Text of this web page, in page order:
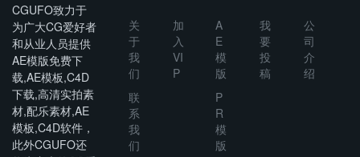
CGUFO致力于
为广大CG爱好者
和从业人员提供
AE模版免费下
载,AE模板,C4D
下载,高清实拍素
材,配乐素材,AE
模板,C4D软件，
此外CGUFO还
关
于
我
们
联
系
我
们
加
入
VI
P
A
E
模
版
P
R
模
版
我
要
投
稿
公
司
介
绍